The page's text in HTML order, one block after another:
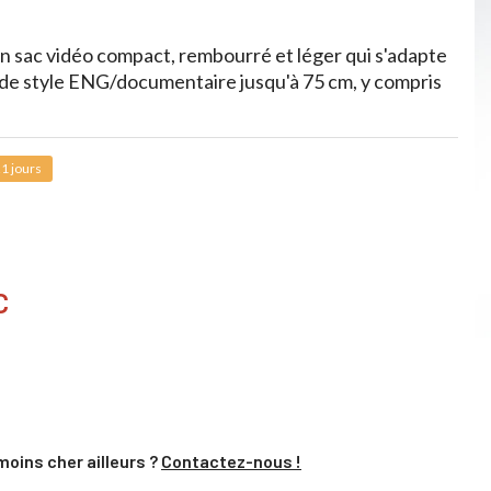
sac vidéo compact, rembourré et léger qui s'adapte
style ENG/documentaire jusqu'à 75 cm, y compris
jours
cher ailleurs ? Contactez-nous !